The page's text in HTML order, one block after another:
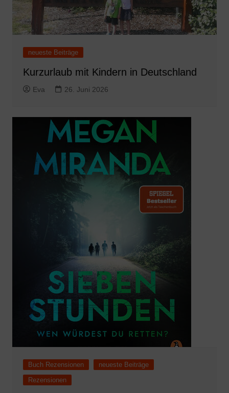
neueste Beiträge
Kurzurlaub mit Kindern in Deutschland
Eva 26. Juni 2026
Buch Rezensionen
neueste Beiträge
Rezensionen